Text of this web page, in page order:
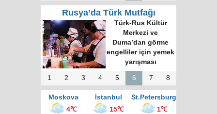
Rusya’da Türk Mutfağı
Türk-Rus Kültür
Merkezi ve
Duma’dan görme
engelliler için yemek
yarışması
1 2 3 4 5 6 7 8
Moskova İstanbul
St.Petersburg
4℃
15℃ 1℃